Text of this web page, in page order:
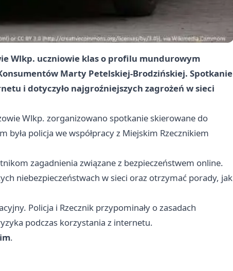
Wlkp. uczniowie klas o profilu mundurowym
Marty Petelskiej-Brodzińskiej. Spotkanie
i dotyczyło najgroźniejszych zagrożeń w sieci
Wlkp. zorganizowano spotkanie skierowane do
policja we współpracy z Miejskim Rzecznikiem
zagadnienia związane z bezpieczeństwem online.
niebezpieczeństwach w sieci oraz otrzymać porady, jak
Policja i Rzecznik przypominały o zasadach
podczas korzystania z internetu.
.